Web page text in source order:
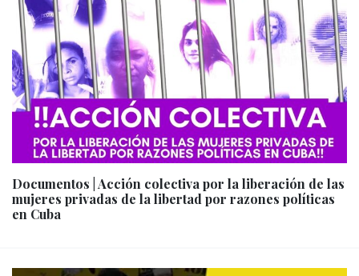
Documentos | Acción colectiva por la liberación de las
mujeres privadas de la libertad por razones políticas
en Cuba